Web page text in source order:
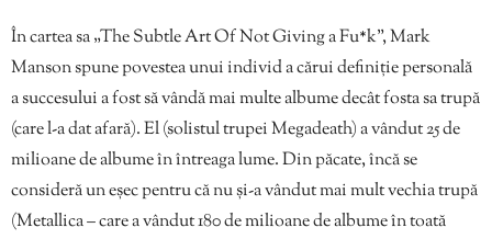
În cartea sa „The Subtle Art Of Not Giving a Fu*k”, Mark
Manson spune povestea unui individ a cărui definiție personală
a succesului a fost să vândă mai multe albume decât fosta sa trupă
(care l-a dat afară). El (solistul trupei Megadeath) a vândut 25 de
milioane de albume în întreaga lume. Din păcate, încă se
consideră un eșec pentru că nu și-a vândut mai mult vechia trupă
(Metallica – care a vândut 180 de milioane de albume în toată